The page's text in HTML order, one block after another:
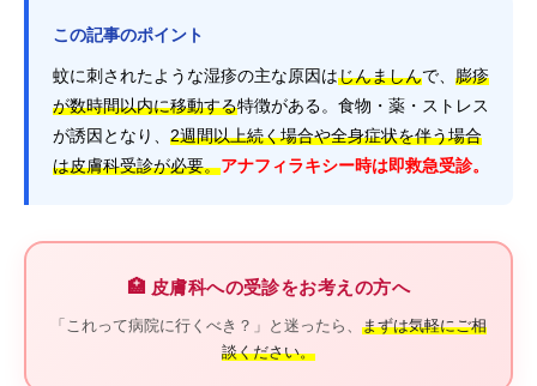
この記事のポイント
蚊に刺されたような湿疹の主な原因はじんましんで、 膨疹
が数時間以内に移動する特徴がある。食物・薬・ストレス
が誘因となり、 2週間以上続く場合や全身症状を伴う場合
は皮膚科受診が必要。アナフィラキシー時は即救急受診。
🏥 皮膚科への受診をお考えの方へ
「これって病院に行くべき？」と迷ったら、 まずは気軽にご相
談ください。